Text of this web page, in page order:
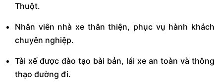
Thuột.
Nhân viên nhà xe thân thiện, phục vụ hành khách
chuyên nghiệp.
Tài xế được đào tạo bài bản, lái xe an toàn và thông
thạo đường đi.